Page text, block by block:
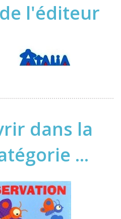
l'éditeur
dans la
...